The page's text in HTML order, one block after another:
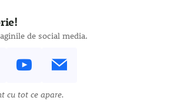
de social media.
cu tot ce apare.